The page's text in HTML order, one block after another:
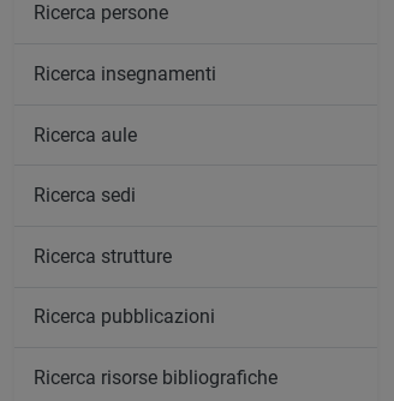
Ricerca persone
Ricerca insegnamenti
Ricerca aule
Ricerca sedi
Ricerca strutture
Ricerca pubblicazioni
Ricerca risorse bibliografiche